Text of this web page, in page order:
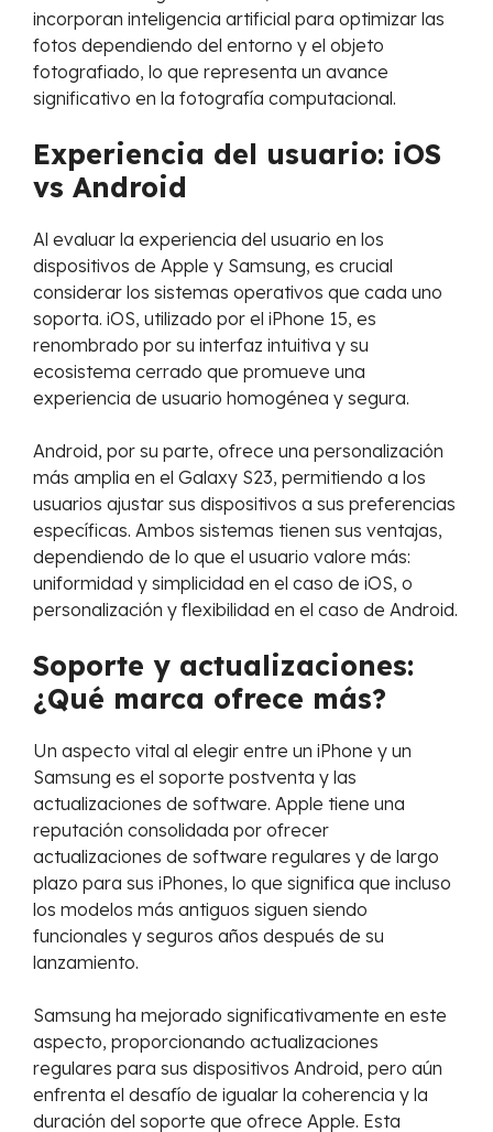
incorporan inteligencia artificial para optimizar las
fotos dependiendo del entorno y el objeto
fotografiado, lo que representa un avance
significativo en la fotografía computacional.
Experiencia del usuario: iOS
vs Android
Al evaluar la experiencia del usuario en los
dispositivos de Apple y Samsung, es crucial
considerar los sistemas operativos que cada uno
soporta. iOS, utilizado por el iPhone 15, es
renombrado por su interfaz intuitiva y su
ecosistema cerrado que promueve una
experiencia de usuario homogénea y segura.
Android, por su parte, ofrece una personalización
más amplia en el Galaxy S23, permitiendo a los
usuarios ajustar sus dispositivos a sus preferencias
específicas. Ambos sistemas tienen sus ventajas,
dependiendo de lo que el usuario valore más:
uniformidad y simplicidad en el caso de iOS, o
personalización y flexibilidad en el caso de Android.
Soporte y actualizaciones:
¿Qué marca ofrece más?
Un aspecto vital al elegir entre un iPhone y un
Samsung es el soporte postventa y las
actualizaciones de software. Apple tiene una
reputación consolidada por ofrecer
actualizaciones de software regulares y de largo
plazo para sus iPhones, lo que significa que incluso
los modelos más antiguos siguen siendo
funcionales y seguros años después de su
lanzamiento.
Samsung ha mejorado significativamente en este
aspecto, proporcionando actualizaciones
regulares para sus dispositivos Android, pero aún
enfrenta el desafío de igualar la coherencia y la
duración del soporte que ofrece Apple. Esta